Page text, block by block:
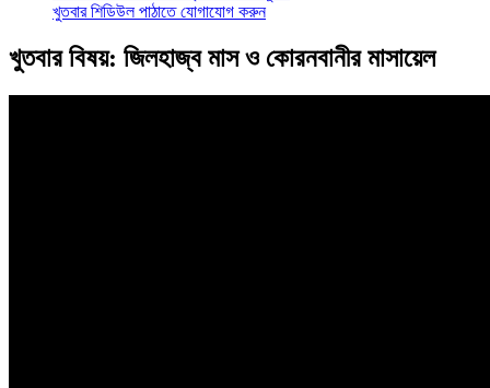
খুতবার শিডিউল পাঠাতে যোগাযোগ করুন
খুতবার বিষয়: জিলহাজ্ব মাস ও কোরনবানীর মাসায়েল